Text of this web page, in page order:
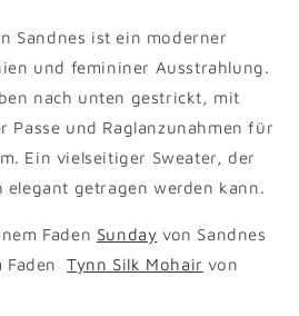
Sandnes ist ein moderner
und femininer Ausstrahlung.
nach unten gestrickt, mit
Passe und Raglanzunahmen für
Ein vielseitiger Sweater, der
elegant getragen werden kann.
Faden Sunday von Sandnes
FadenTynn Silk Mohair von